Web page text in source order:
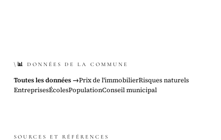
\📊 DONNÉES DE LA COMMUNE
Toutes les données →Prix de l'immobilierRisques naturels
EntreprisesÉcolesPopulationConseil municipal
SOURCES ET RÉFÉRENCES